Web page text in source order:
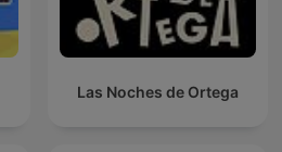
Las Noches de Ortega